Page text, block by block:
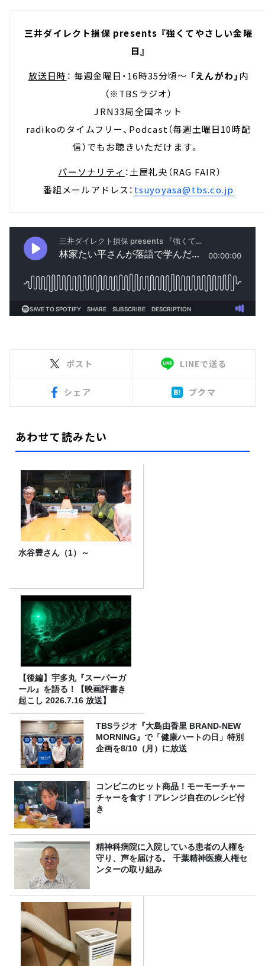
三井ダイレクト損保 presents 『強くてやさしい金曜
日』
放送日時 ： 毎週金曜日・16時35分頃～ 「えんがわ」内
（※TBSラジオ）
JRN33局全国ネット
radikoのタイムフリー、Podcast（毎週土曜日10時配
信）でもお聴きいただけます。
パーソナリティ ：土屋礼央（RAG FAIR）
番組メールアドレス： tsuyoyasa@tbs.co.jp
ポスト LINEで送る
シェア ブクマ
あわせて読みたい
水谷豊さん（1）～
【後編】宇多丸『スーパーガ
ール』を語る！【映画評書き
起こし 2026.7.16 放送】
TBSラジオ『大島由香里 BRAND-NEW
MORNING』で「健康ハートの日」特別
企画を8/10（月）に放送
コンビニのヒット商品！モーモーチャー
チャーを食す！アレンジ自在のレシピ付
き
精神科病院に入院している患者の人権を
守り、声を届ける。 千葉精神医療人権セ
ンターの取り組み